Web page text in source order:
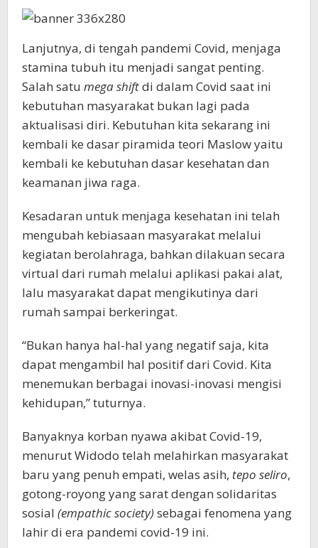
Lanjutnya, di tengah pandemi Covid, menjaga
stamina tubuh itu menjadi sangat penting.
Salah satu mega shiftdi dalam Covid saat ini
kebutuhan masyarakat bukan lagi pada
aktualisasi diri. Kebutuhan kita sekarang ini
kembali ke dasar piramida teori Maslow yaitu
kembali ke kebutuhan dasar kesehatan dan
keamanan jiwa raga.
Kesadaran untuk menjaga kesehatan ini telah
mengubah kebiasaan masyarakat melalui
kegiatan berolahraga, bahkan dilakuan secara
virtual dari rumah melalui aplikasi pakai alat,
lalu masyarakat dapat mengikutinya dari
rumah sampai berkeringat.
“Bukan hanya hal-hal yang negatif saja, kita
dapat mengambil hal positif dari Covid. Kita
menemukan berbagai inovasi-inovasi mengisi
kehidupan,” tuturnya.
Banyaknya korban nyawa akibat Covid-19,
menurut Widodo telah melahirkan masyarakat
baru yang penuh empati, welas asih, tepo seliro,
gotong-royong yang sarat dengan solidaritas
sosial (empathic society)sebagai fenomena yang
lahir di era pandemi covid-19 ini.